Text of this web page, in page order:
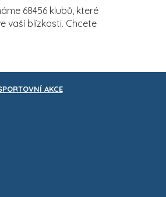
68456 klubů, které
vaší blízkosti. Chcete
AKCE